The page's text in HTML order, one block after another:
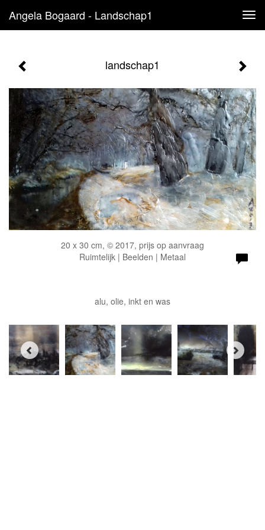
Angela Bogaard - Landschap1
landschap1
20 x 30 cm, © 2017, prijs op aanvraag
Ruimtelijk | Beelden | Metaal
alu, olie, inkt en was